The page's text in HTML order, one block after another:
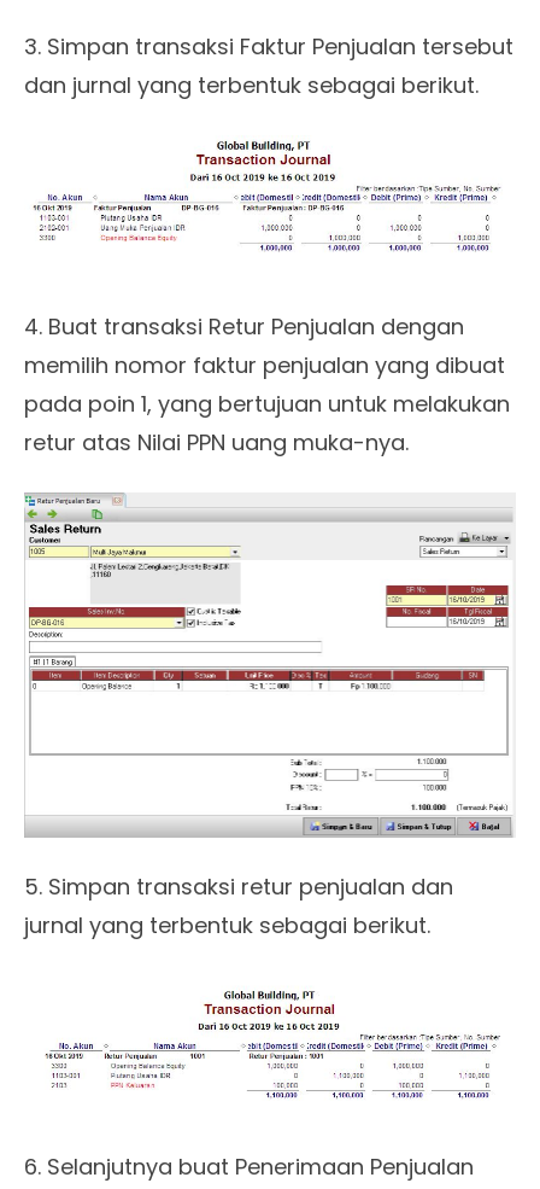
3. Simpan transaksi Faktur Penjualan tersebut
dan jurnal yang terbentuk sebagai berikut.
4. Buat transaksi Retur Penjualan dengan
memilih nomor faktur penjualan yang dibuat
pada poin 1, yang bertujuan untuk melakukan
retur atas Nilai PPN uang muka-nya.
5. Simpan transaksi retur penjualan dan
jurnal yang terbentuk sebagai berikut.
6. Selanjutnya buat Penerimaan Penjualan